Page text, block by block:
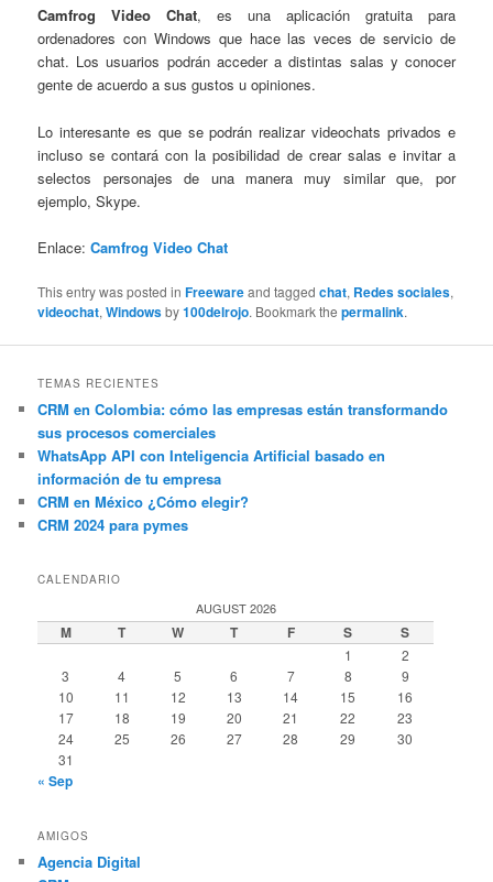
Camfrog Video Chat, es una aplicación gratuita para
ordenadores con Windows que hace las veces de servicio de
chat. Los usuarios podrán acceder a distintas salas y conocer
gente de acuerdo a sus gustos u opiniones.
Lo interesante es que se podrán realizar videochats privados e
incluso se contará con la posibilidad de crear salas e invitar a
selectos personajes de una manera muy similar que, por
ejemplo, Skype.
Enlace: Camfrog Video Chat
This entry was posted inFreewareand taggedchat, Redes sociales,
videochat,Windowsby100delrojo. Bookmark thepermalink.
TEMAS RECIENTES
CRM en Colombia: cómo las empresas están transformando
sus procesos comerciales
WhatsApp API con Inteligencia Artificial basado en
información de tu empresa
CRM en México ¿Cómo elegir?
CRM 2024 para pymes
CALENDARIO
AUGUST 2026
M T W T F S S
1
2
3
4 5 6 7 8
9
10
11 12 13 14 15
16
17
18 19 20 21 22
23
24
25 26 27 28 29
30
31
« Sep
AMIGOS
Agencia Digital